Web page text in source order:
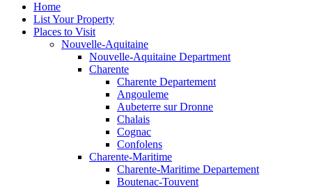
Home
List Your Property
Places to Visit
Nouvelle-Aquitaine
Nouvelle-Aquitaine Department
Charente
Charente Departement
Angouleme
Aubeterre sur Dronne
Chalais
Cognac
Confolens
Charente-Maritime
Charente-Maritime Departement
Boutenac-Touvent